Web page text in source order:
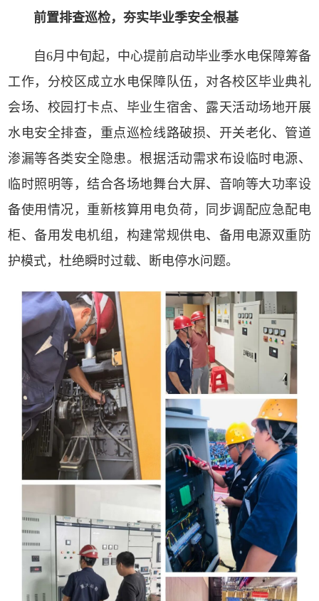
前置排查巡检，夯实毕业季安全根基
自6月中旬起，中心提前启动毕业季水电保障筹备
工作，分校区成立水电保障队伍，对各校区毕业典礼
会场、校园打卡点、毕业生宿舍、露天活动场地开展
水电安全排查，重点巡检线路破损、开关老化、管道
渗漏等各类安全隐患。根据活动需求布设临时电源、
临时照明等，结合各场地舞台大屏、音响等大功率设
备使用情况，重新核算用电负荷，同步调配应急配电
柜、备用发电机组，构建常规供电、备用电源双重防
护模式，杜绝瞬时过载、断电停水问题。